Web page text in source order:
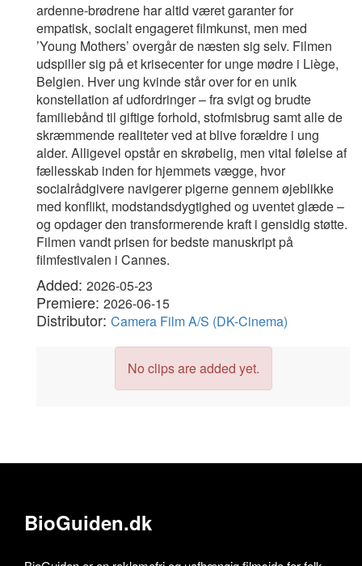
ardenne-brødrene har altid været garanter for
empatisk, socialt engageret filmkunst, men med
’Young Mothers’ overgår de næsten sig selv. Filmen
udspiller sig på et krisecenter for unge mødre i Liège,
Belgien. Hver ung kvinde står over for en unik
konstellation af udfordringer – fra svigt og brudte
familiebånd til giftige forhold, stofmisbrug samt alle de
skræmmende realiteter ved at blive forældre i ung
alder. Alligevel opstår en skrøbelig, men vital følelse af
fællesskab inden for hjemmets vægge, hvor
socialrådgivere navigerer pigerne gennem øjeblikke
med konflikt, modstandsdygtighed og uventet glæde –
og opdager den transformerende kraft i gensidig støtte.
Filmen vandt prisen for bedste manuskript på
filmfestivalen i Cannes.
Added: 2026-05-23
Premiere: 2026-06-15
Distributor: Camera Film A/S (DK-Cinema)
No clips are added yet.
BioGuiden.dk